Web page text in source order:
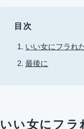
目次
いい女にフラれ
最後に
いい女にフラ